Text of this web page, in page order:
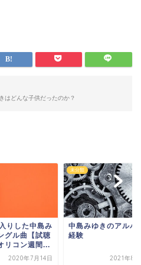
はどんな子供だったのか？
りした中島み
グル曲【試聴
リコン週間...
2020年7月14日
未分類
中島みゆきのアルバ
経験
2021年8